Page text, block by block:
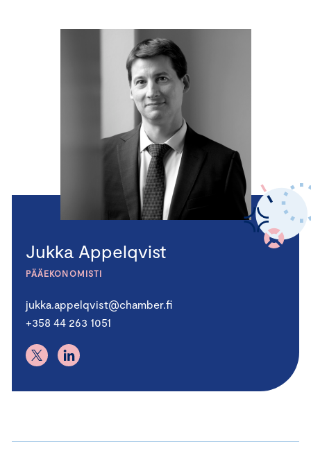
Jukka Appelqvist
PÄÄEKONOMISTI
jukka.appelqvist@chamber.fi
+358 44 263 1051